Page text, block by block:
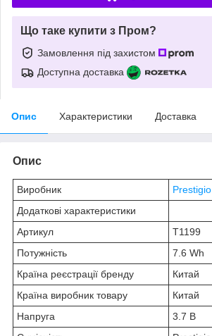
Що таке купити з Пром?
Замовлення під захистом
Доступна доставка
Опис Характеристики Доставка
Опис
Виробник
Prestigio
Додаткові характеристики
Артикул
T1199
Потужність
7.6 Wh
Країна реєстрації бренду
Китай
Країна виробник товару
Китай
Напруга
3.7 В